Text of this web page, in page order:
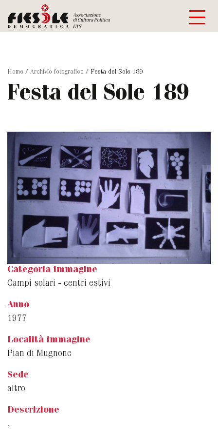
Home / Archivio fotografico / Festa del Sole 189
Festa del Sole 189
Categoria immagine
Campi solari - centri estivi
Anno
1977
Località immagine
Pian di Mugnone
Sede
altro
Descrizione
.